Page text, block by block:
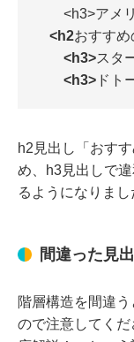
<h3>アメリ
<h2おすすめ
<h3>スター
<h3>ドトー
h2見出し「おす
め、h3見出しで
るようになりまし
間違った見
階層構造を間違う
ので注意してく